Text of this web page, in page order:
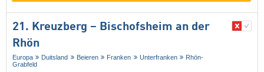
21. Kreuzberg – Bischofsheim an der
Rhön
Europa Duitsland Beieren Franken Unterfranken
Rhön-
Grabfeld